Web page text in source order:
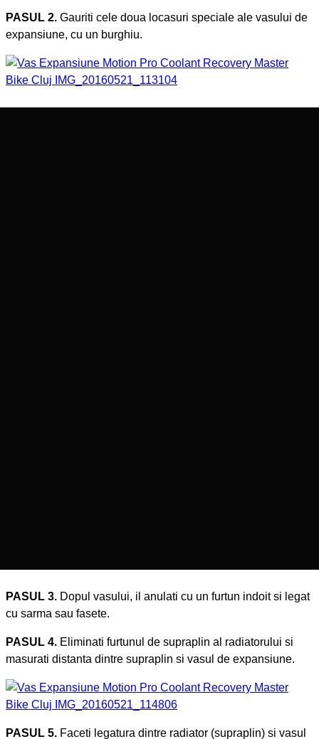
PASUL 2. Gauriti cele doua locasuri speciale ale vasului de
expansiune, cu un burghiu.
PASUL 3. Dopul vasului, il anulati cu un furtun indoit si legat
cu sarma sau fasete.
PASUL 4. Eliminati furtunul de supraplin al radiatorului si
masurati distanta dintre supraplin si vasul de expansiune.
PASUL 5. Faceti legatura dintre radiator (supraplin) si vasul